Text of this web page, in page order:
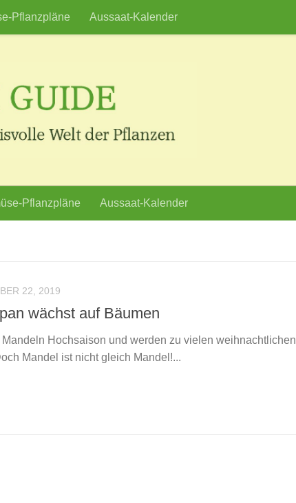
Pflanzpläne Aussaat-Kalender
Pflanzpläne Aussaat-Kalender
22, 2019
wächst auf Bäumen
Mandeln Hochsaison und werden zu vielen weihnachtlichen
Mandel ist nicht gleich Mandel!...